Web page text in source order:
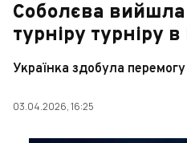
Соболєва вийшла
турніру турніру в
Українка здобула
03.04.2026, 16:25